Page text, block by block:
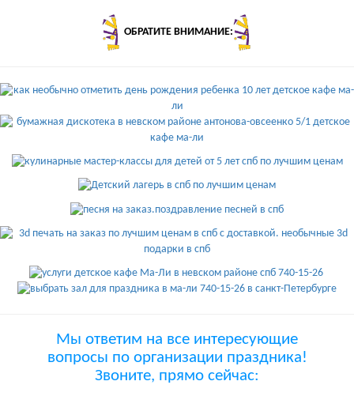
ОБРАТИТЕ ВНИМАНИЕ:
Мы ответим на все интересующие
вопросы по организации праздника!
Звоните, прямо сейчас: